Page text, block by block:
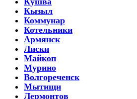
Кызыл
Коммунар
Котельники
Армянск
Лиски
Майкоп
Мурино
Волгореченск
Мытищи
Лермонтов